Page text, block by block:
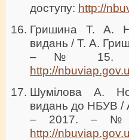
доступу: http://
Гришина Т. А.
видань / Т. А.
– № 15. –
http://
Шумілова А.
видань до НБУВ /
– 2017. – №
http://